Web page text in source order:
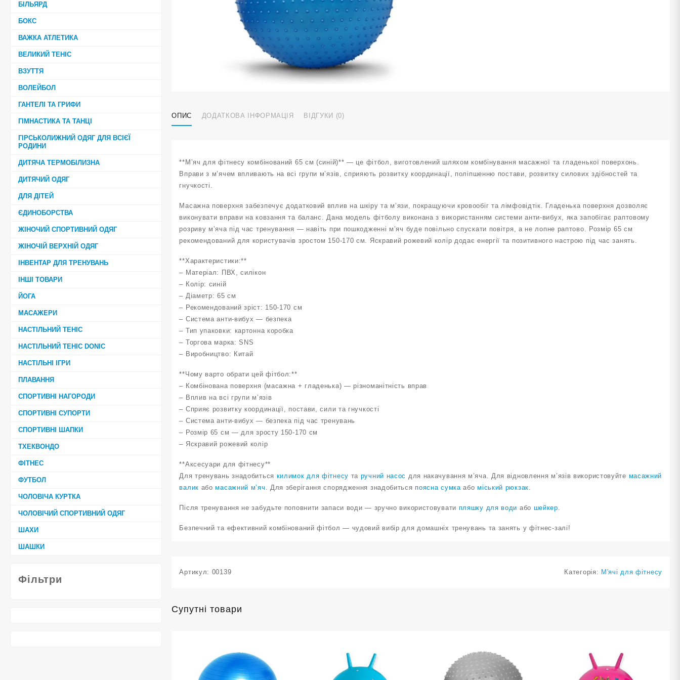
БІЛЬЯРД
БОКС
ВАЖКА АТЛЕТИКА
ВЕЛИКИЙ ТЕНІС
ВЗУТТЯ
ВОЛЕЙБОЛ
ГАНТЕЛІ ТА ГРИФИ
ГІМНАСТИКА ТА ТАНЦІ
ГІРСЬКОЛИЖНИЙ ОДЯГ ДЛЯ ВСІЄЇ
РОДИНИ
ДИТЯЧА ТЕРМОБІЛИЗНА
ДИТЯЧИЙ ОДЯГ
ДЛЯ ДІТЕЙ
ЄДИНОБОРСТВА
ЖІНОЧИЙ СПОРТИВНИЙ ОДЯГ
ЖІНОЧІЙ ВЕРХНІЙ ОДЯГ
ІНВЕНТАР ДЛЯ ТРЕНУВАНЬ
ІНШІ ТОВАРИ
ЙОГА
МАСАЖЕРИ
НАСТІЛЬНИЙ ТЕНІС
НАСТІЛЬНИЙ ТЕНІС DONIC
НАСТІЛЬНІ ІГРИ
ПЛАВАННЯ
СПОРТИВНІ НАГОРОДИ
СПОРТИВНІ СУПОРТИ
СПОРТИВНІ ШАПКИ
ТХЕКВОНДО
ФІТНЕС
ФУТБОЛ
ЧОЛОВІЧА КУРТКА
ЧОЛОВІЧИЙ СПОРТИВНИЙ ОДЯГ
ШАХИ
ШАШКИ
Фільтри
ОПИС ДОДАТКОВА ІНФОРМАЦІЯ ВІДГУКИ (0)
**М’яч для фітнесу комбінований 65 см (синій)** — це фітбол, виготовлений шляхом комбінування масажної та гладенької поверхонь.
Вправи з м’ячем впливають на всі групи м’язів, сприяють розвитку координації, поліпшенню постави, розвитку силових здібностей та
гнучкості.
Масажна поверхня забезпечує додатковий вплив на шкіру та м’язи, покращуючи кровообіг та лімфовідтік. Гладенька поверхня дозволяє
виконувати вправи на ковзання та баланс. Дана модель фітболу виконана з використанням системи анти-вибух, яка запобігає раптовому
розриву м’яча під час тренування — навіть при пошкодженні м’яч буде повільно спускати повітря, а не лопне раптово. Розмір 65 см
рекомендований для користувачів зростом 150-170 см. Яскравий рожевий колір додає енергії та позитивного настрою під час занять.
**Характеристики:**
– Матеріал: ПВХ, силікон
– Колір: синій
– Діаметр: 65 см
– Рекомендований зріст: 150-170 см
– Система анти-вибух — безпека
– Тип упаковки: картонна коробка
– Торгова марка: SNS
– Виробництво: Китай
**Чому варто обрати цей фітбол:**
– Комбінована поверхня (масажна + гладенька) — різноманітність вправ
– Вплив на всі групи м’язів
– Сприяє розвитку координації, постави, сили та гнучкості
– Система анти-вибух — безпека під час тренувань
– Розмір 65 см — для зросту 150-170 см
– Яскравий рожевий колір
**Аксесуари для фітнесу**
Для тренувань знадобиться килимок для фітнесу та ручний насос для накачування м’яча. Для відновлення м’язів використовуйте масажний
валик абомасажний м’яч . Для зберігання спорядження знадобитьсяпоясна сумкаабоміський рюкзак.
Після тренування не забудьте поповнити запаси води — зручно використовувати пляшку для води або шейкер.
Безпечний та ефективний комбінований фітбол — чудовий вибір для домашніх тренувань та занять у фітнес-залі!
Артикул: 00139 Категорія: М'ячі для фітнесу
Супутні товари